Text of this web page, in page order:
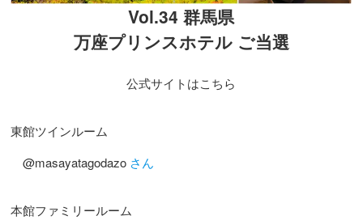
Vol.34 群馬県
万座プリンスホテル ご当選
公式サイトはこちら
東館ツインルーム
@masayatagodazo さん
本館ファミリールーム